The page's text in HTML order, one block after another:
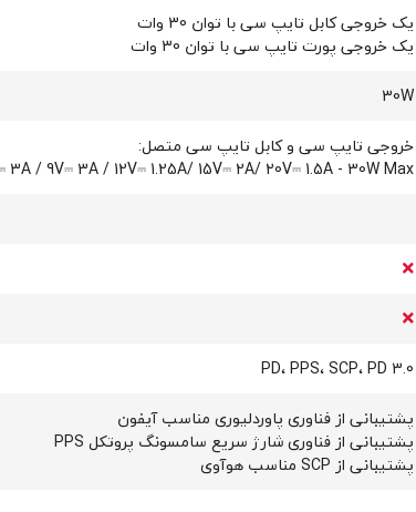
یک خروجی کابل تایپ سی با توان 30 وات
یک خروجی پورت تایپ سی با توان 30 وات
30W
خروجی تایپ سی و کابل تایپ سی متصل:
3A / 9V⎓ 3A / 12V⎓ 1.25A/ 15V⎓ 2A/ 20V⎓ 1.5A - 30W Max
PD، PPS، SCP، PD 3.0
پشتیبانی از فناوری پاوردلیوری مناسب آیفون
پشتیبانی از فناوری شارژ سریع سامسونگ پروتکل PPS
پشتیبانی از SCP مناسب هوآوی